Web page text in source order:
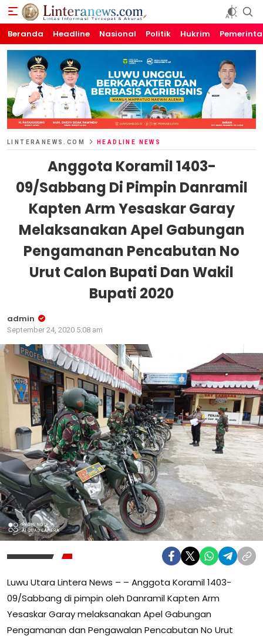
Linteranews.com
Lintas Informasi Tercepat dan Akurat
Beranda Headline Nasional Politik Hukrim
LINTERANEWS.COM HEADLINE NEWS
Anggota Koramil 1403-
09/Sabbang Di Pimpin Danramil
Kapten Arm Yesaskar Garay
Melaksanakan Apel Gabungan
Pengamanan Pencabutan No
Urut Calon Bupati Dan Wakil
Bupati 2020
admin
September 24, 2020 5:08 am
Luwu Utara Lintera News – – Anggota Koramil 1403-
09/Sabbang di pimpin oleh Danramil Kapten Arm
Yesaskar Garay melaksanakan Apel Gabungan
Pengamanan dan Pengawalan Pencabutan No Urut